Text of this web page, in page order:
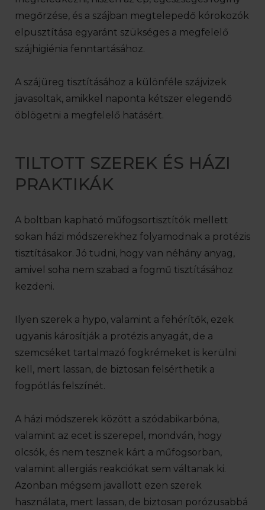
megőrzése, és a szájban megtelepedő kórokozók
elpusztítása egyaránt szükséges a megfelelő
szájhigiénia fenntartásához.
A szájüreg tisztításához a különféle szájvizek
javasoltak, amikkel naponta kétszer elegendő
öblögetni a megfelelő hatásért.
TILTOTT SZEREK ÉS HÁZI
PRAKTIKÁK
A boltban kapható műfogsortisztítók mellett
sokan házi módszerekhez folyamodnak a protézis
tisztításakor. Jó tudni, hogy van néhány anyag,
amivel soha nem szabad a fogmű tisztításához
kezdeni.
Ilyen szerek a hypo, valamint a fehérítők, ezek
ugyanis károsítják a protézis anyagát, de a
szemcséket tartalmazó fogkrémeket is kerülni
kell, mert lassan, de biztosan felsérthetik a
fogpótlás felszínét.
A házi módszerek között a szódabikarbóna,
valamint az ecet is szerepel, mondván, hogy
olcsók, és nem tesznek kárt a műfogsorban,
valamint allergiás reakciókat sem váltanak ki.
Azonban mégsem javallott ezen szerek
használata, mert lassan, de biztosan porózusabbá